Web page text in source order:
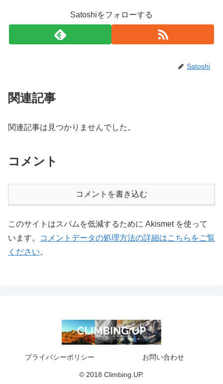
Satoshiをフォローする
Satoshi
関連記事
関連記事は見つかりませんでした。
コメント
コメントを書き込む
このサイトはスパムを低減するために Akismet を使って
います。
コメントデータの処理方法の詳細はこちらをご覧
ください。
プライバシーポリシー お問い合わせ
© 2018 Climbing.UP.